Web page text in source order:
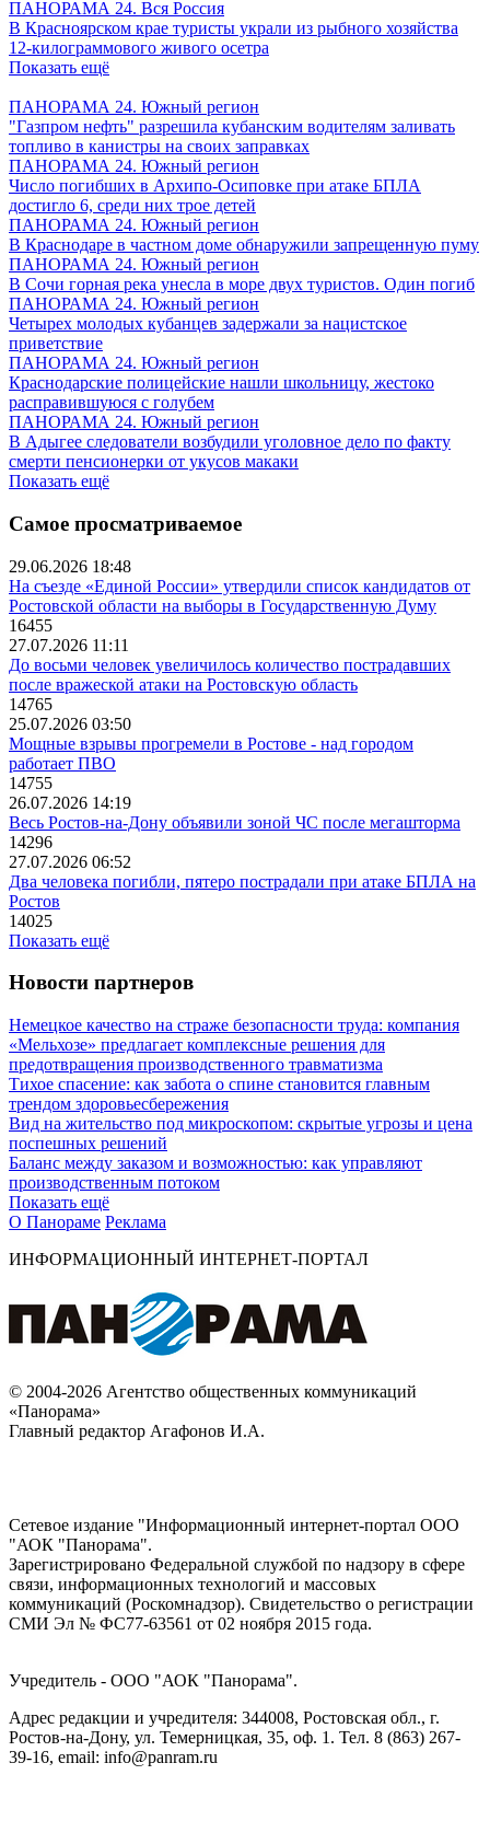
ПАНОРАМА 24. Вся Россия
В Красноярском крае туристы украли из рыбного хозяйства
12-килограммового живого осетра
Показать ещё
ПАНОРАМА 24. Южный регион
"Газпром нефть" разрешила кубанским водителям заливать
топливо в канистры на своих заправках
ПАНОРАМА 24. Южный регион
Число погибших в Архипо-Осиповке при атаке БПЛА
достигло 6, среди них трое детей
ПАНОРАМА 24. Южный регион
В Краснодаре в частном доме обнаружили запрещенную пуму
ПАНОРАМА 24. Южный регион
В Сочи горная река унесла в море двух туристов. Один погиб
ПАНОРАМА 24. Южный регион
Четырех молодых кубанцев задержали за нацистское
приветствие
ПАНОРАМА 24. Южный регион
Краснодарские полицейские нашли школьницу, жестоко
расправившуюся с голубем
ПАНОРАМА 24. Южный регион
В Адыгее следователи возбудили уголовное дело по факту
смерти пенсионерки от укусов макаки
Показать ещё
Самое просматриваемое
29.06.2026 18:48
На съезде «Единой России» утвердили список кандидатов от
Ростовской области на выборы в Государственную Думу
16455
27.07.2026 11:11
До восьми человек увеличилось количество пострадавших
после вражеской атаки на Ростовскую область
14765
25.07.2026 03:50
Мощные взрывы прогремели в Ростове - над городом
работает ПВО
14755
26.07.2026 14:19
Весь Ростов-на-Дону объявили зоной ЧС после мегашторма
14296
27.07.2026 06:52
Два человека погибли, пятеро пострадали при атаке БПЛА на
Ростов
14025
Показать ещё
Новости партнеров
Немецкое качество на страже безопасности труда: компания
«Мельхозе» предлагает комплексные решения для
предотвращения производственного травматизма
Тихое спасение: как забота о спине становится главным
трендом здоровьесбережения
Вид на жительство под микроскопом: скрытые угрозы и цена
поспешных решений
Баланс между заказом и возможностью: как управляют
производственным потоком
Показать ещё
О Панораме Реклама
ИНФОРМАЦИОННЫЙ ИНТЕРНЕТ-ПОРТАЛ
© 2004-2026 Агентство общественных коммуникаций
«Панорама»
Главный редактор Агафонов И.А.
Сетевое издание "Информационный интернет-портал ООО
"АОК "Панорама".
Зарегистрировано Федеральной службой по надзору в сфере
связи, информационных технологий и массовых
коммуникаций (Роскомнадзор). Cвидетельство о регистрации
СМИ Эл № ФС77-63561 от 02 ноября 2015 года.
Учредитель - ООО "АОК "Панорама".
Адрес редакции и учредителя: 344008, Ростовская обл., г.
Ростов-на-Дону, ул. Темерницкая, 35, оф. 1. Тел. 8 (863) 267-
39-16, email: info@panram.ru